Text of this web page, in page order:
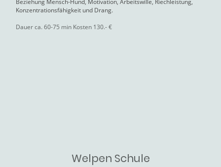
Beziehung Mensch-Hund, Motivation, Arbeitswille, Riechleistung,
Konzentrationsfähigkeit und Drang.
Dauer ca. 60-75 min Kosten 130.- €
Welpen Schule